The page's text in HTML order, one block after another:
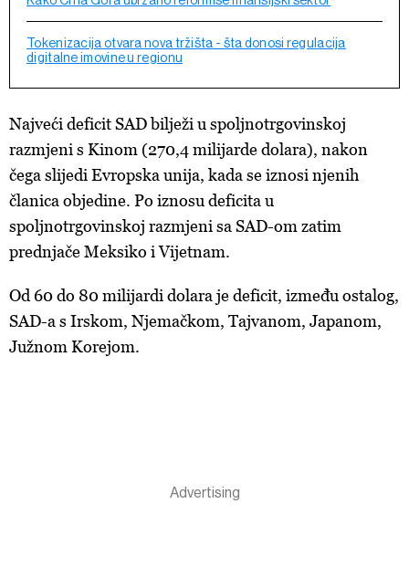
Tokenizacija otvara nova tržišta - šta donosi regulacija
digitalne imovine u regionu
Najveći deficit SAD bilježi u spoljnotrgovinskoj
razmjeni s Kinom (270,4 milijarde dolara), nakon
čega slijedi Evropska unija, kada se iznosi njenih
članica objedine. Po iznosu deficita u
spoljnotrgovinskoj razmjeni sa SAD-om zatim
prednjačeMeksiko i Vijetnam.
Od 60 do 80 milijardi dolara je deficit, između ostalog,
SAD-a s Irskom, Njemačkom, Tajvanom, Japanom,
Južnom Korejom.